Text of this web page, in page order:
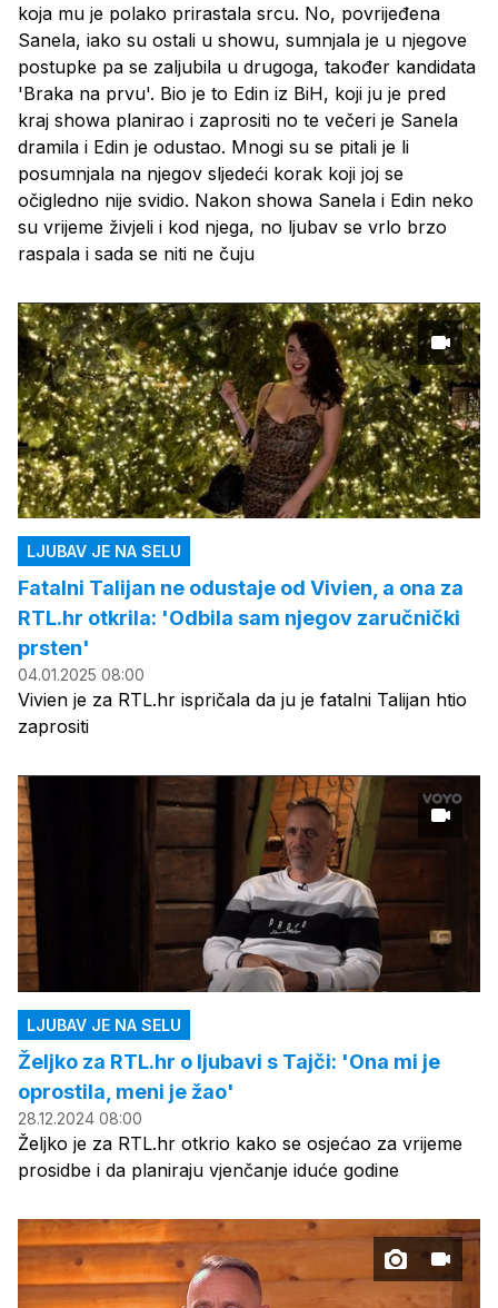
koja mu je polako prirastala srcu. No, povrijeđena
Sanela, iako su ostali u showu, sumnjala je u njegove
postupke pa se zaljubila u drugoga, također kandidata
'Braka na prvu'. Bio je to Edin iz BiH, koji ju je pred
kraj showa planirao i zaprositi no te večeri je Sanela
dramila i Edin je odustao. Mnogi su se pitali je li
posumnjala na njegov sljedeći korak koji joj se
očigledno nije svidio. Nakon showa Sanela i Edin neko
su vrijeme živjeli i kod njega, no ljubav se vrlo brzo
raspala i sada se niti ne čuju
LJUBAV JE NA SELU
Fatalni Talijan ne odustaje od Vivien, a ona za
RTL.hr otkrila: 'Odbila sam njegov zaručnički
prsten'
04.01.2025 08:00
Vivien je za RTL.hr ispričala da ju je fatalni Talijan htio
zaprositi
LJUBAV JE NA SELU
Željko za RTL.hr o ljubavi s Tajči: 'Ona mi je
oprostila, meni je žao'
28.12.2024 08:00
Željko je za RTL.hr otkrio kako se osjećao za vrijeme
prosidbe i da planiraju vjenčanje iduće godine